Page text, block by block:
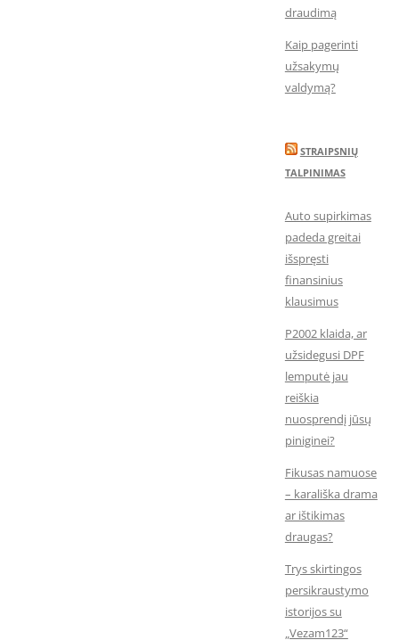
draudimą
Kaip pagerinti
užsakymų
valdymą?
STRAIPSNIŲ
TALPINIMAS
Auto supirkimas
padeda greitai
išspręsti
finansinius
klausimus
P2002 klaida, ar
užsidegusi DPF
lemputė jau
reiškia
nuosprendį jūsų
piniginei?
Fikusas namuose
– karališka drama
ar ištikimas
draugas?
Trys skirtingos
persikraustymo
istorijos su
„Vezam123“